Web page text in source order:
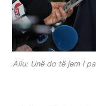
Aliu: Unë do të jem i